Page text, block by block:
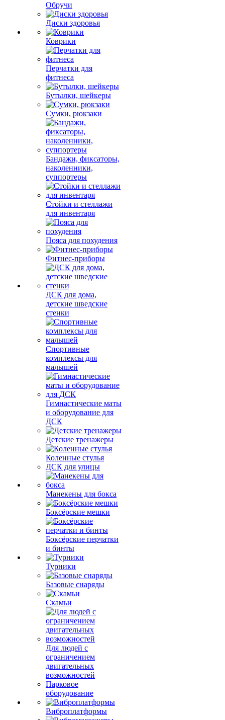
Обручи
Диски здоровья
Коврики
Перчатки для
фитнеса
Бутылки, шейкеры
Сумки, рюкзаки
Бандажи, фиксаторы,
наколенники,
суппортеры
Стойки и стеллажи
для инвентаря
Пояса для похудения
Фитнес-приборы
ДСК для дома,
детские шведские
стенки
Спортивные
комплексы для
малышей
Гимнастические маты
и оборудование для
ДСК
Детские тренажеры
Коленные стулья
ДСК для улицы
Манекены для бокса
Боксёрские мешки
Боксёрские перчатки
и бинты
Турники
Базовые снаряды
Скамьи
Для людей с
ограничением
двигательных
возможностей
Парковое
оборудование
Виброплатформы